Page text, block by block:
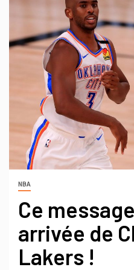
NBA
Ce
arrivée de
Lakers !